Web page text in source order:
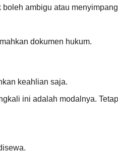
ambigu atau
dokumen hukum.
keahlian saja.
ini adalah modalnya.